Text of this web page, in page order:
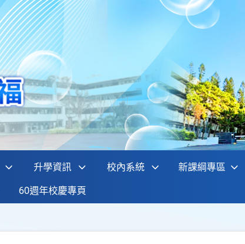
升學資訊 校內系統 新課綱專區
60週年校慶專頁